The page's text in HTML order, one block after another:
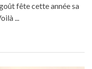
fête cette année sa
...